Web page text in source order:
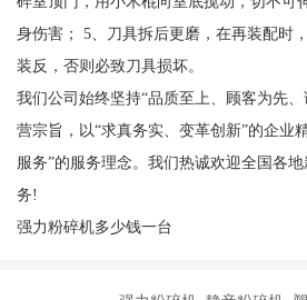
身伤害； 5、刀具拆后更磨，在再装配时
装反，否则必致刀具损坏。
我们公司始终坚持“品质至上、顾客为先
营宗旨，以“求真务实、变革创新”的企业
服务”的服务理念。我们热诚欢迎全国各
务!
强力粉碎机多少钱一台